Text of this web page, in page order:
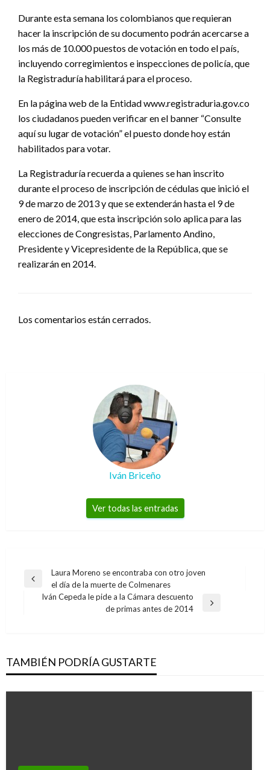
Durante esta semana los colombianos que requieran
hacer la inscripción de su documento podrán acercarse a
los más de 10.000 puestos de votación en todo el país,
incluyendo corregimientos e inspecciones de policía, que
la Registraduría habilitará para el proceso.
En la página web de la Entidad www.registraduria.gov.co
los ciudadanos pueden verificar en el banner “Consulte
aquí su lugar de votación” el puesto donde hoy están
habilitados para votar.
La Registraduría recuerda a quienes se han inscrito
durante el proceso de inscripción de cédulas que inició el
9 de marzo de 2013 y que se extenderán hasta el 9 de
enero de 2014, que esta inscripción solo aplica para las
elecciones de Congresistas, Parlamento Andino,
Presidente y Vicepresidente de la República, que se
realizarán en 2014.
Los comentarios están cerrados.
Iván Briceño
Ver todas las entradas
Navegación
Entrada
anterior
Laura Moreno se encontraba con otro joven
el día de la muerte de Colmenares
Iván Cepeda le pide a la Cámara descuento
de primas antes de 2014
TAMBIÉN PODRÍA GUSTARTE